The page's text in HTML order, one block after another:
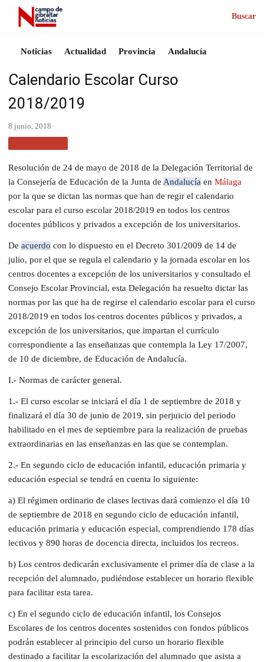
Buscar
Noticias Actualidad Provincia Andalucía
Calendario Escolar Curso
2018/2019
8 junio, 2018 ·
Resolución de 24 de mayo de 2018 de la Delegación Territorial de
la Consejería de Educación de la Junta de Andalucía en Málaga
por la que se dictan las normas que han de regir el calendario
escolar para el curso escolar 2018/2019 en todos los centros
docentes públicos y privados a excepción de los universitarios.
De acuerdo con lo dispuesto en el Decreto 301/2009 de 14 de
julio, por el que se regula el calendario y la jornada escolar en los
centros docentes a excepción de los universitarios y consultado el
Consejo Escolar Provincial, esta Delegación ha resuelto dictar las
normas por las que ha de regirse el calendario escolar para el curso
2018/2019 en todos los centros docentes públicos y privados, a
excepción de los universitarios, que impartan el currículo
correspondiente a las enseñanzas que contempla la Ley 17/2007,
de 10 de diciembre, de Educación de Andalucía.
I.- Normas de carácter general.
1.- El curso escolar se iniciará el día 1 de septiembre de 2018 y
finalizará el día 30 de junio de 2019, sin perjuicio del periodo
habilitado en el mes de septiembre para la realización de pruebas
extraordinarias en las enseñanzas en las que se contemplan.
2.- En segundo ciclo de educación infantil, educación primaria y
educación especial se tendrá en cuenta lo siguiente:
a) El régimen ordinario de clases lectivas dará comienzo el día 10
de septiembre de 2018 en segundo ciclo de educación infantil,
educación primaria y educación especial, comprendiendo 178 días
lectivos y 890 horas de docencia directa, incluidos los recreos.
b) Los centros dedicarán exclusivamente el primer día de clase a la
recepción del alumnado, pudiéndose establecer un horario flexible
para facilitar esta tarea.
c) En el segundo ciclo de educación infantil, los Consejos
Escolares de los centros docentes sostenidos con fondos públicos
podrán establecer al principio del curso un horario flexible
destinado a facilitar la escolarización del alumnado que asista a